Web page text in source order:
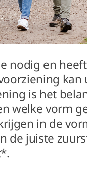
nodig en
is het
welke vorm
in de
de juiste